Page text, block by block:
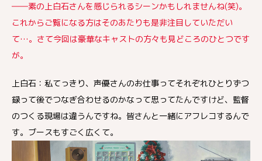
――素の上白石さんを感じられるシーンかもしれませんね(笑)。
これからご覧になる方はそのあたりも是非注目していただい
て…。さて今回は豪華なキャストの方々も見どころのひとつです
が。
上白石：私てっきり、声優さんのお仕事ってそれぞれひとりずつ
録って後でつなぎ合わせるのかなって思ってたんですけど、監督
のつくる現場は違うんですね。皆さんと一緒にアフレコするんで
す。ブースもすごく広くて。